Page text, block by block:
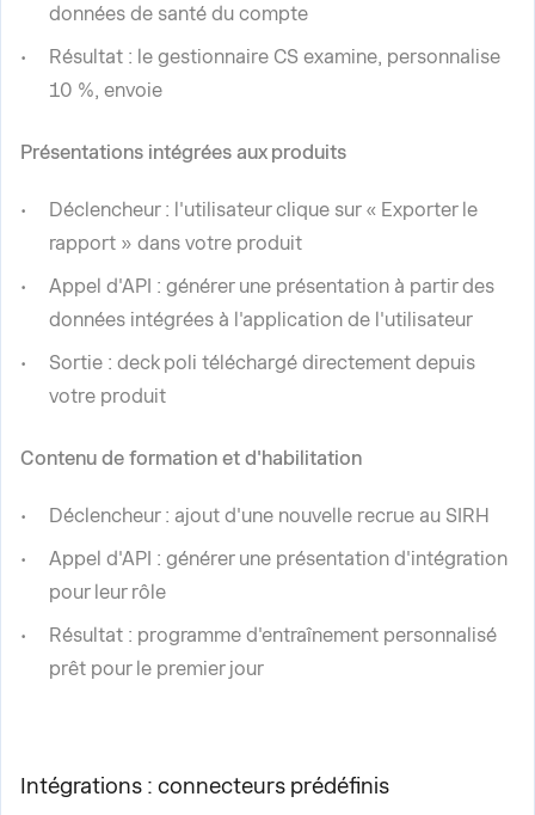
données de santé du compte
Résultat : le gestionnaire CS examine, personnalise
10 %, envoie
Présentations intégrées aux produits
Déclencheur : l'utilisateur clique sur « Exporter le
rapport » dans votre produit
Appel d'API : générer une présentation à partir des
données intégrées à l'application de l'utilisateur
Sortie : deck poli téléchargé directement depuis
votre produit
Contenu de formation et d'habilitation
Déclencheur : ajout d'une nouvelle recrue au SIRH
Appel d'API : générer une présentation d'intégration
pour leur rôle
Résultat : programme d'entraînement personnalisé
prêt pour le premier jour
Intégrations : connecteurs prédéfinis